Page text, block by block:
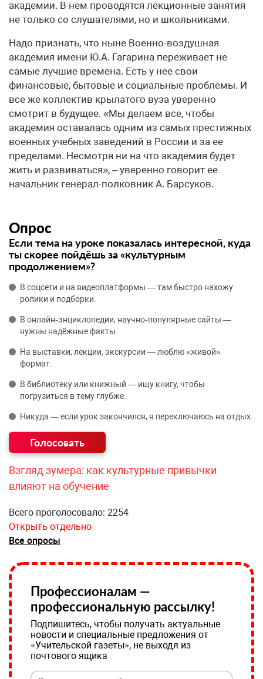
академии. В нем проводятся лекционные занятия
не только со слушателями, но и школьниками.
Надо признать, что ныне Военно-воздушная
академия имени Ю.А. Гагарина переживает не
самые лучшие времена. Есть у нее свои
финансовые, бытовые и социальные проблемы. И
все же коллектив крылатого вуза уверенно
смотрит в будущее. «Мы делаем все, чтобы
академия оставалась одним из самых престижных
военных учебных заведений в России и за ее
пределами. Несмотря ни на что академия будет
жить и развиваться», – уверенно говорит ее
начальник генерал-полковник А. Барсуков.
Опрос
Если тема на уроке показалась интересной, куда
ты скорее пойдёшь за «культурным
продолжением»?
В соцсети и на видеоплатформы — там быстро нахожу
ролики и подборки.
В онлайн‑энциклопедии, научно‑популярные сайты —
нужны надёжные факты.
На выставки, лекции, экскурсии — люблю «живой»
формат.
В библиотеку или книжный — ищу книгу, чтобы
погрузиться в тему глубже.
Никуда — если урок закончился, я переключаюсь на отдых.
Взгляд зумера: как культурные привычки
влияют на обучение
Всего проголосовало: 2254
Открыть отдельно
Все опросы
Профессионалам —
профессиональную рассылку!
Подпишитесь, чтобы получать актуальные
новости и специальные предложения от
«Учительской газеты», не выходя из
почтового ящика